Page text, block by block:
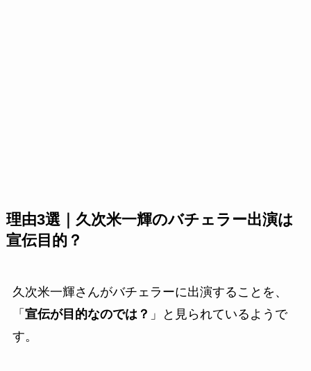
理由3選｜久次米一輝のバチェラー出演は
宣伝目的？
久次米一輝さんがバチェラーに出演することを、
「 宣伝が目的なのでは？ 」と見られているようで
す。